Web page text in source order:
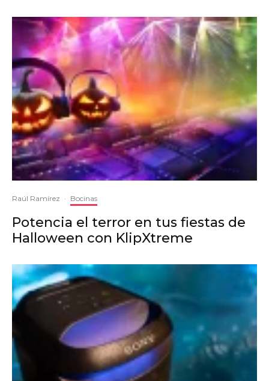
Raúl Ramírez · Bocinas
Potencia el terror en tus fiestas de
Halloween con KlipXtreme